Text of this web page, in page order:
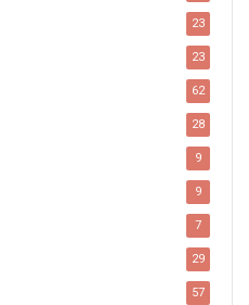
23
23
62
28
9
9
7
29
57